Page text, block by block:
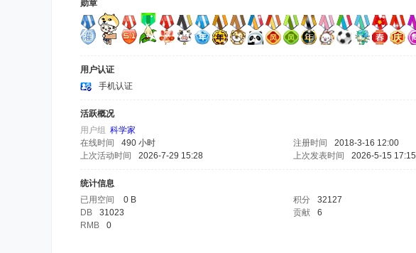
勋章
用户认证
手机认证
活跃概况
用户组 科学家
在线时间
490 小时 注册时间 2018-3-16 12:00
上次活动时间
2026-7-29 15:28 上次发表时间 2026-5-15 17:15
统计信息
已用空间
0 B 积分 32127
DB
31023 贡献 6
RMB
0